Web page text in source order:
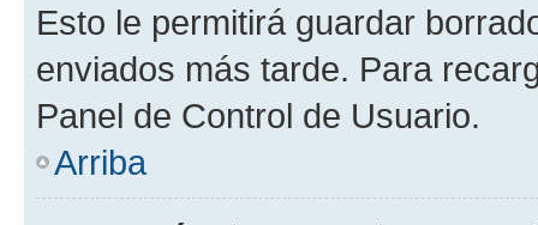
Esto le permitirá guardar
enviados más tarde. Para
Panel de Control de Usuario.
Arriba